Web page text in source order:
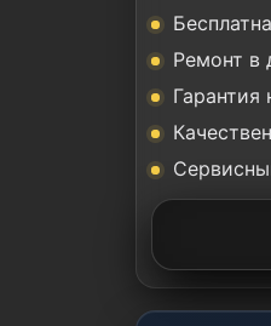
Ремонт в
Гарантия